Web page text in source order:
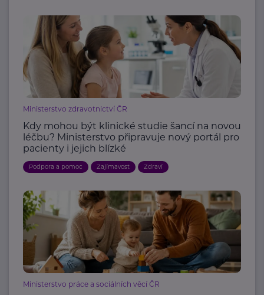
Ministerstvo zdravotnictví ČR
Kdy mohou být klinické studie šancí na novou
léčbu? Ministerstvo připravuje nový portál pro
pacienty i jejich blízké
Podpora a pomoc Zajímavost Zdraví
Ministerstvo práce a sociálních věcí ČR